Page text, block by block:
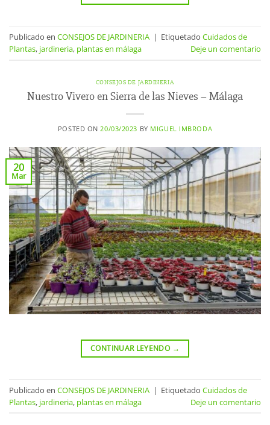
Publicado en CONSEJOS DE JARDINERIA | Etiquetado Cuidados de
Plantas, jardineria, plantas en málaga Deje un comentario
CONSEJOS DE JARDINERIA
Nuestro Vivero en Sierra de las Nieves – Málaga
POSTED ON 20/03/2023 BY MIGUEL IMBRODA
20
Mar
CONTINUAR LEYENDO →
Publicado en CONSEJOS DE JARDINERIA | Etiquetado Cuidados de
Plantas, jardineria, plantas en málaga Deje un comentario